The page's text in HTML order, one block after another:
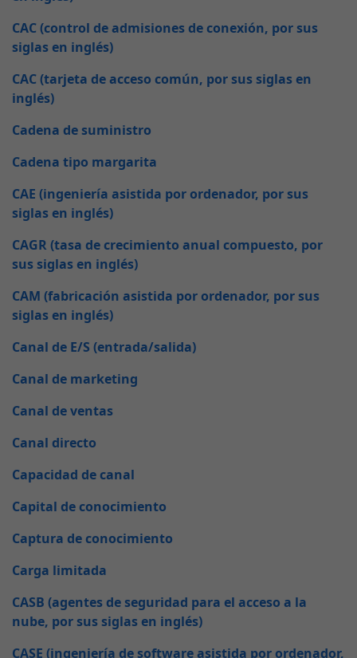
CAC (control de admisiones de conexión, por sus
siglas en inglés)
CAC (tarjeta de acceso común, por sus siglas en
inglés)
Cadena de suministro
Cadena tipo margarita
CAE (ingeniería asistida por ordenador, por sus
siglas en inglés)
CAGR (tasa de crecimiento anual compuesto, por
sus siglas en inglés)
CAM (fabricación asistida por ordenador, por sus
siglas en inglés)
Canal de E/S (entrada/salida)
Canal de marketing
Canal de ventas
Canal directo
Capacidad de canal
Capital de conocimiento
Captura de conocimiento
Carga limitada
CASB (agentes de seguridad para el acceso a la
nube, por sus siglas en inglés)
CASE (ingeniería de software asistida por ordenador,